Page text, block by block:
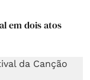
em dois atos